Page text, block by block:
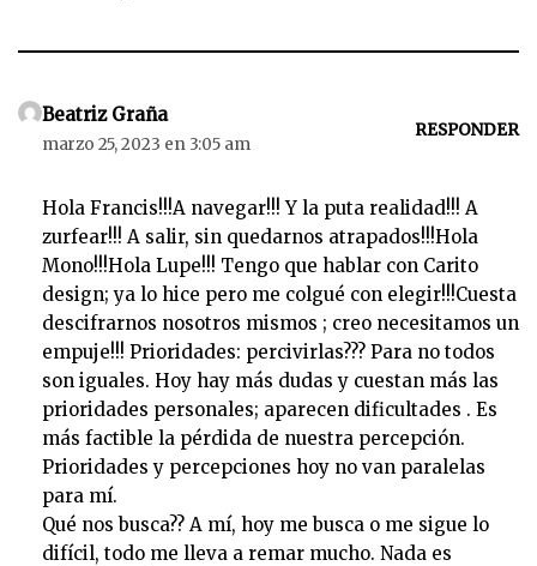
Beatriz Graña
marzo 25, 2023 en 3:05 am
RESPONDER
Hola Francis!!!A navegar!!! Y la puta realidad!!! A
zurfear!!! A salir, sin quedarnos atrapados!!!Hola
Mono!!!Hola Lupe!!! Tengo que hablar con Carito
design; ya lo hice pero me colgué con elegir!!!Cuesta
descifrarnos nosotros mismos ; creo necesitamos un
empuje!!! Prioridades: percivirlas??? Para no todos
son iguales. Hoy hay más dudas y cuestan más las
prioridades personales; aparecen dificultades . Es
más factible la pérdida de nuestra percepción.
Prioridades y percepciones hoy no van paralelas
para mí.
Qué nos busca?? A mí, hoy me busca o me sigue lo
difícil, todo me lleva a remar mucho. Nada es